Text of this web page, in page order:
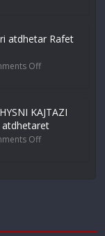
atdhetar Rafet
Off
KAJTAZI
Off